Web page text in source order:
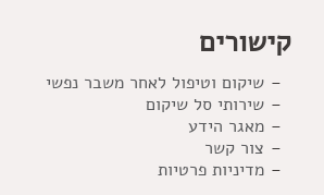
קישורים
שיקום וטיפול לאחר משבר נפשי
שירותי סל שיקום
מאגר הידע
צור קשר
מדיניות פרטיות